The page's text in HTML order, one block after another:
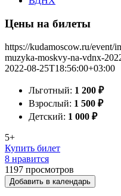
Цены на билеты
https://kudamoscow.ru/event/
muzyka-moskvy-na-vdnx-
2022-08-25T18:56:00+03:00
Льготный: 1 200 ₽
Взрослый: 1 500 ₽
Детский: 1 000 ₽
5+
Купить билет
8 нравится
1197 просмотров
Добавить в календарь